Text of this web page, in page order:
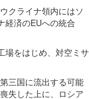
クライナ領内にはソ
経済のEUへの統合
場をはじめ、対空ミサ
三国に流出する可能
失した上に、ロシア